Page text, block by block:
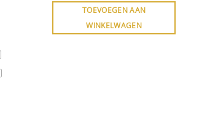
TOEVOEGEN AAN
WINKELWAGEN